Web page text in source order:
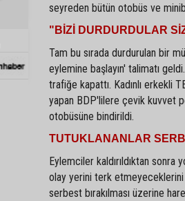
seyreden bütün otobüs ve
"BİZİ DURDURDULAR
Tam bu sırada durdurulan bir
eylemine başlayın' talimatı
trafiğe kapattı. Kadınlı erkekli
yapan BDP'lilere çevik kuvvet
otobüsüne bindirildi.
TUTUKLANANLAR
Eylemciler kaldırıldıktan sonra
olay yerini terk etmeyeceklerini
serbest bırakılması üzerine